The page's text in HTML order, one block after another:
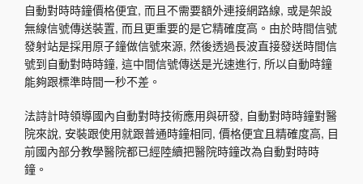
自動對時時鐘價格便宜, 而且不需要額外連接網路線, 或是架設
無線信號傳送裝置, 而且更重要的是它精確度高。由於時間信號
發射站是採用原子鐘做信號來源, 然後透過長波直接發送時間信
號到自動對時時鐘, 這中間信號傳送是光速進行, 所以自動時鐘
能夠跟標準時間一秒不差。
法詩計時領導國內自動對時技術應用與研發, 自動對時時鐘對醫
院來說, 安裝跟使用就跟普通時鐘相同, 價格便宜且精確度高, 目
前國內部分教學醫院都已經陸續把醫院時鐘改為自動對時時
鐘。